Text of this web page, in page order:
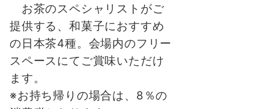
お茶のスペシャリストがご
提供する、和菓子におすすめ
の日本茶4種。会場内のフリー
スペースにてご賞味いただけ
ます。
※お持ち帰りの場合は、8％の